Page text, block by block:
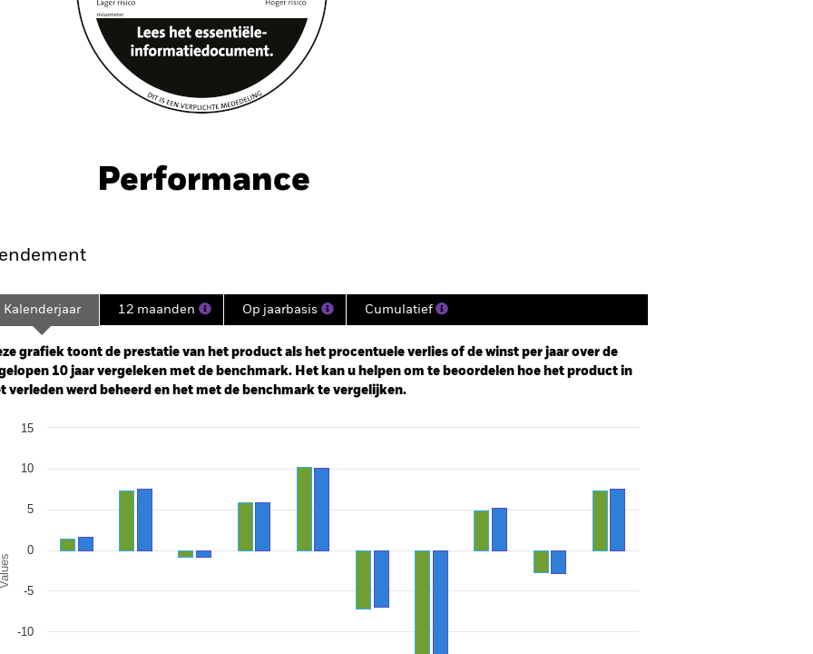
Performance
2012-07-01 00:00:00 to 2026-07-31 00:00:00.
-20 to 40.
Kalenderjaar 12 maanden Op jaarbasis Cumulatief
grafiek toont de prestatie van het product als het procentuele verlies of de winst per jaar over de
10 jaar vergeleken met de benchmark. Het kan u helpen om te beoordelen hoe het product in
verleden werd beheerd en het met de benchmark te vergelijken.
chart with 2 data series.
chart has 1 Y axis displaying Values. Range: -20 to 15.
Values
-10
-5
0
5
10
15